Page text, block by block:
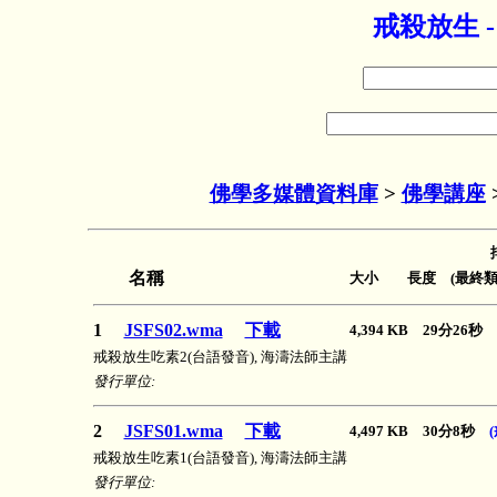
戒殺放生
佛學多媒體資料庫> 佛學講座
名稱 大小 長度 (最終類
1 JSFS02.wma 下載 4,394 KB 29分26秒
戒殺放生吃素2(台語發音), 海濤法師主講
發行單位:
2 JSFS01.wma 下載 4,497 KB 30分8秒 (
戒殺放生吃素1(台語發音), 海濤法師主講
發行單位: